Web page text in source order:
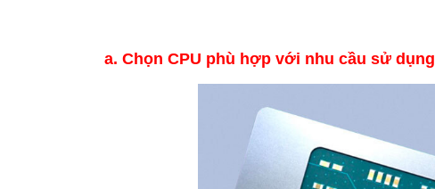
a. Chọn CPU phù hợp với nhu cầu sử dụng